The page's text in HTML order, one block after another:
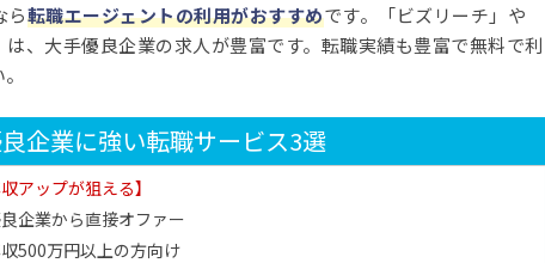
ら転職エージェントの利用がおすすめです。「ビズリーチ」や
は、大手優良企業の求人が豊富です。転職実績も豊富で無料で利
企業に強い転職サービス3選
収アップが狙える】
良企業から直接オファー
収500万円以上の方向け